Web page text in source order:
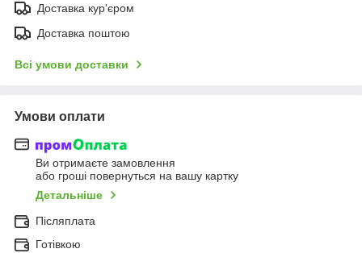
Доставка кур'єром
Доставка поштою
Всі умови доставки
Умови оплати
Ви отримаєте замовлення
або гроші повернуться на вашу картку
Детальніше
Післяплата
Готівкою